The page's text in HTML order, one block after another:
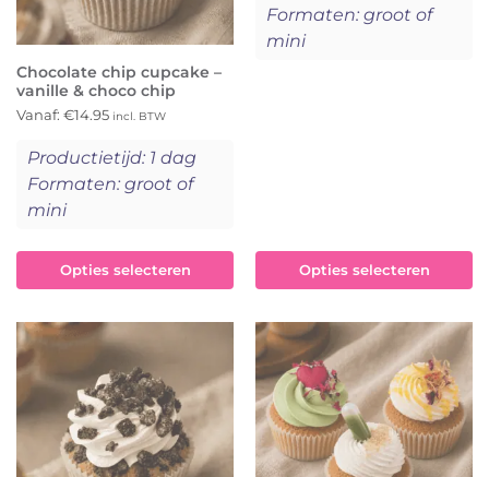
Chocolate chip cupcake –
vanille & choco chip
Vanaf: €14.95 incl. BTW
Productietijd: 1 dag
Formaten: groot of
mini
Opties selecteren
Formaten: groot of
mini
Opties selecteren